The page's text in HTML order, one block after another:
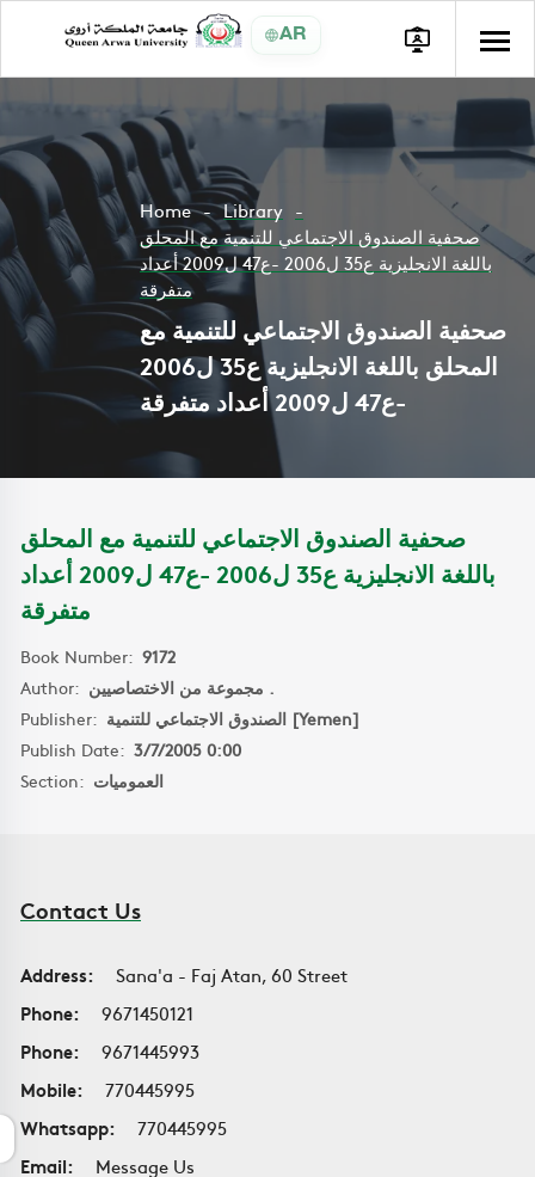
AR
Home
Library
صحفية الصندوق الاجتماعي للتنمية مع المحلق
باللغة الانجليزية ع35 ل2006 -ع47 ل2009 أعداد
متفرقة
صحفية الصندوق الاجتماعي للتنمية مع
المحلق باللغة الانجليزية ع35 ل2006
-ع47 ل2009 أعداد متفرقة
صحفية الصندوق الاجتماعي للتنمية مع المحلق
باللغة الانجليزية ع35 ل2006 -ع47 ل2009 أعداد
متفرقة
Book Number: 9172
Author:
مجموعة من الاختصاصيين .
Publisher:
الصندوق الاجتماعي للتنمية [Yemen]
Publish Date: 3/7/2005 0:00
Section: العموميات
Contact Us
Address:
Sana'a - Faj Atan, 60 Street
Phone:
9671450121
Phone:
9671445993
Mobile:
770445995
Whatsapp:
770445995
Email:
Message Us